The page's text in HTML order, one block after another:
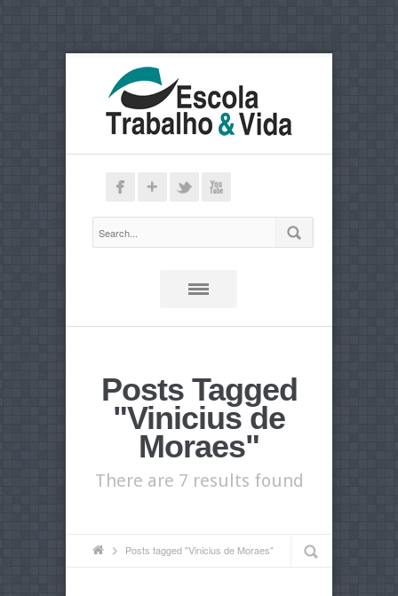
Posts Tagged
"Vinicius de
Moraes"
There are 7 results found
Posts tagged "Vinicius de Moraes"